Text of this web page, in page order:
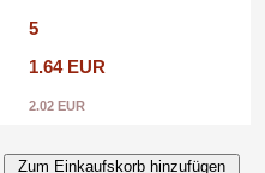
5
1.64 EUR
2.02 EUR